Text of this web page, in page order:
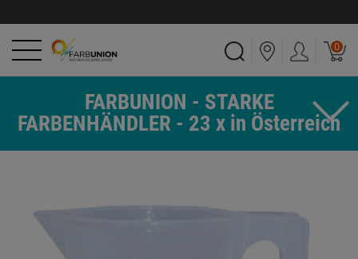
0
FARBUNION - STARKE
FARBENHÄNDLER - 23 x in Österreich